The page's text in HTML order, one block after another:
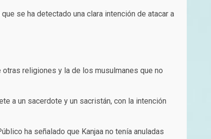
se ha detectado una clara intención de atacar a
religiones y la de los musulmanes que no
a un sacerdote y un sacristán, con la intención
ha señalado que Kanjaa no tenía anuladas